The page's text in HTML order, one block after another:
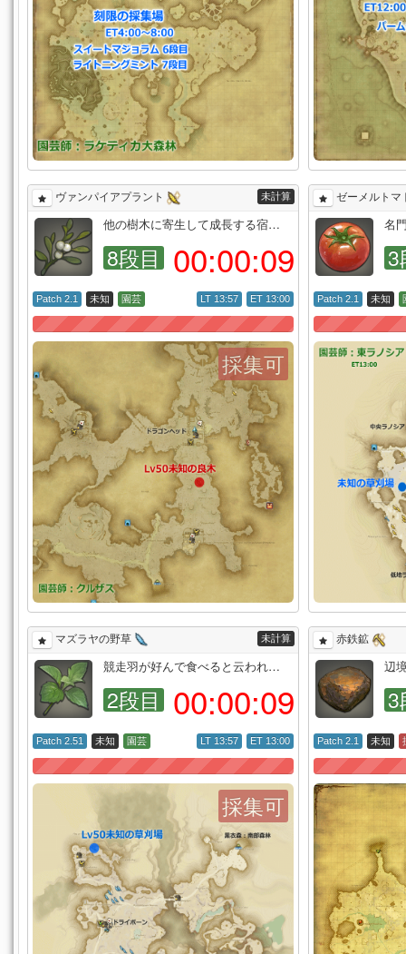
ヴァンパイアプラント 未計算
他の樹木に寄生して成長する宿…
8段目 00:00:08
採集可
Patch 2.1 未知 園芸 ET 13:00
LT 13:57
ゼーメルトマ
名
3
Patch 2.1 未知
マズラヤの野草 未計算
競走羽が好んで食べると云われ…
2段目 00:00:08
採集可
Patch 2.51 未知 園芸 ET 13:00
LT 13:57
赤鉄鉱
辺
3
Patch 2.1 未知